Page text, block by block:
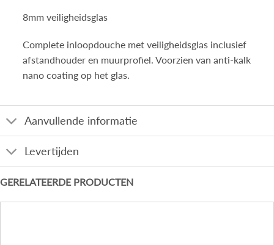
8mm veiligheidsglas
Complete inloopdouche met veiligheidsglas inclusief
afstandhouder en muurprofiel. Voorzien van anti-kalk
nano coating op het glas.
Aanvullende informatie
Levertijden
GERELATEERDE PRODUCTEN